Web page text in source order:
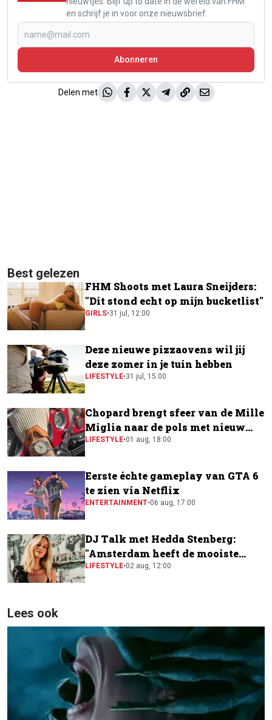
en schrijf je in voor onze nieuwsbrief.
Abonneren
Delen met
Best gelezen
FHM Shoots met Laura Sneijders:
"Dit stond echt op mijn bucketlist"
GIRLS•31 jul, 12:00
Deze nieuwe pizzaovens wil jij
deze zomer in je tuin hebben
LIFESTYLE•31 jul, 15:00
Chopard brengt sfeer van de Mille
Miglia naar de pols met nieuw
horloge
LIFESTYLE•01 aug, 18:00
Eerste échte gameplay van GTA 6
te zien via Netflix
ENTERTAINMENT•06 aug, 17:00
DJ Talk met Hedda Stenberg:
"Amsterdam heeft de mooiste
festivalscene van Europa"
LIFESTYLE•02 aug, 12:00
Lees ook